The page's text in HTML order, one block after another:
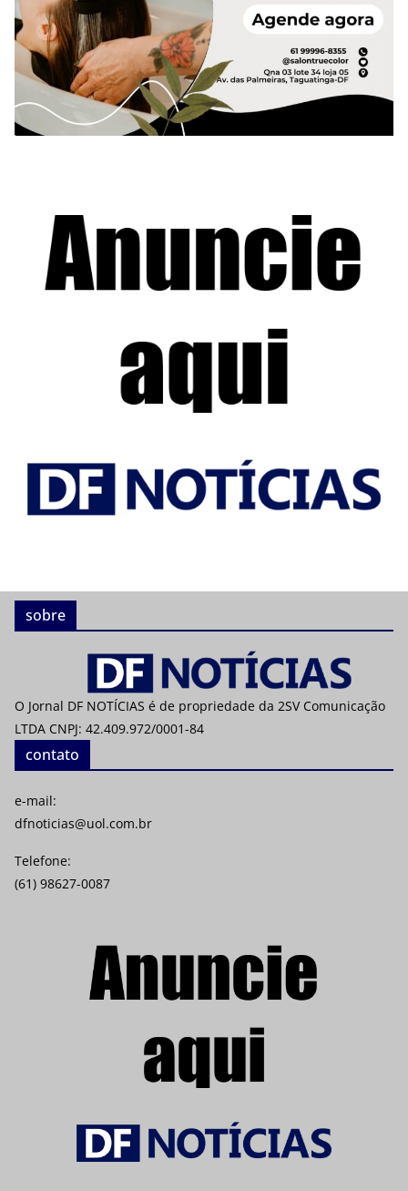
sobre
O Jornal DF NOTÍCIAS é de propriedade da 2SV Comunicação
LTDA CNPJ: 42.409.972/0001-84
contato
e-mail:
dfnoticias@uol.com.br
Telefone:
(61) 98627-0087